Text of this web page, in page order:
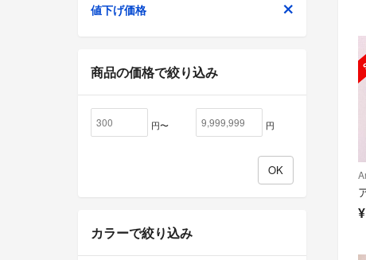
¥
値下げ価格
商品の価格で絞り込み
円〜 円
カラーで絞り込み